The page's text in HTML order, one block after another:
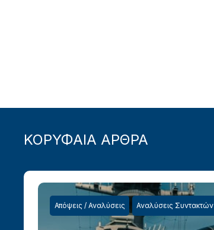
ΚΟΡΥΦΑΙΑ ΑΡΘΡΑ
Απόψεις / Αναλύσεις Αναλύσεις Συντακτών